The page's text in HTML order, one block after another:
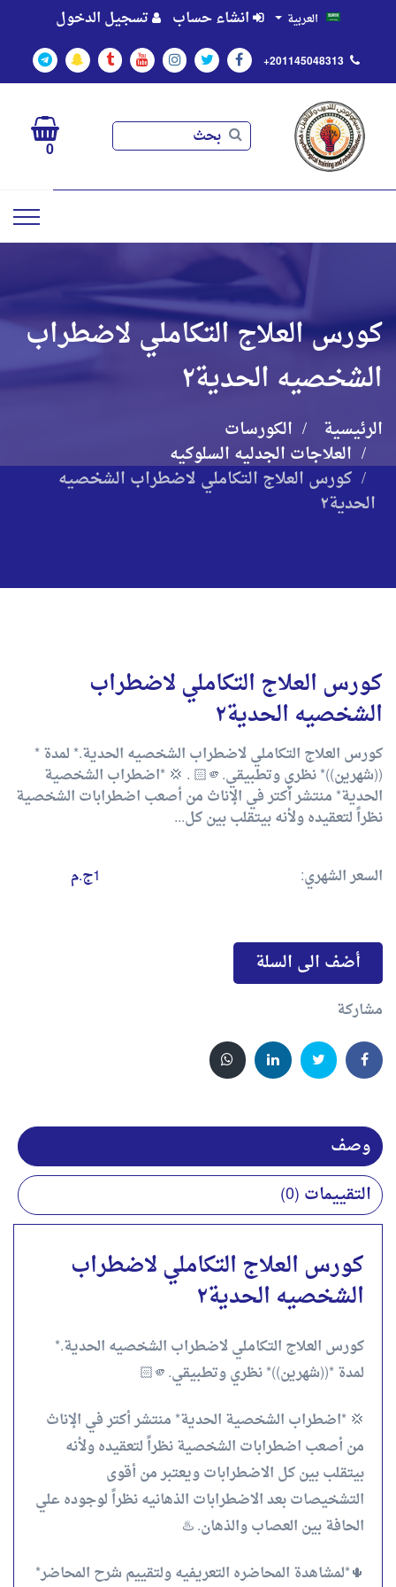
العربية انشاء حساب تسجيل الدخول
+201145048313
بحث 0
كورس العلاج التكاملي لاضطراب
الشخصيه الحدية٢
الرئيسية
الكورسات
العلاجات الجدليه السلوكيه
كورس العلاج التكاملي لاضطراب الشخصيه
الحدية٢
كورس العلاج التكاملي لاضطراب
الشخصيه الحدية٢
كورس العلاج التكاملي لاضطراب الشخصيه الحدية.* لمدة *
((شهرين))* نظري وتطبيقي.🫵🏻 . 💢 *اضطراب الشخصية
الحدية* منتشر أكتر في الإناث من أصعب اضطرابات الشخصية
نظراً لتعقيده ولأنه بيتقلب بين كل...
السعر الشهري: 1ج.م
أضف الى السلة
مشاركة
وصف
التقييمات (0)
كورس العلاج التكاملي لاضطراب
الشخصيه الحدية٢
كورس العلاج التكاملي لاضطراب الشخصيه الحدية.*
لمدة *((شهرين))* نظري وتطبيقي.🫵🏻
💢 *اضطراب الشخصية الحدية* منتشر أكتر في الإناث
من أصعب اضطرابات الشخصية نظراً لتعقيده ولأنه
بيتقلب بين كل الاضطرابات ويعتبر من أقوى
التشخيصات بعد الاضطرابات الذهانيه نظراً لوجوده علي
الحافة بين العصاب والذهان. ♨️
🌵*لمشاهدة المحاضره التعريفيه ولتقييم شرح المحاضر*